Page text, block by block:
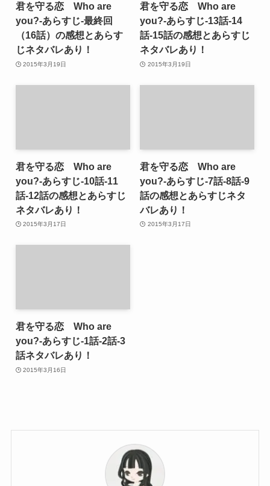
君を守る恋 Who are
you?-あらすじ-最終回
（16話）の感想とあらす
じネタバレあり！
2015年3月19日
君を守る恋 Who are
you?-あらすじ-13話-14
話-15話の感想とあらすじ
ネタバレあり！
2015年3月19日
君を守る恋 Who are
you?-あらすじ-10話-11
話-12話の感想とあらすじ
ネタバレあり！
2015年3月17日
君を守る恋 Who are
you?-あらすじ-7話-8話-9
話の感想とあらすじネタ
バレあり！
2015年3月17日
君を守る恋 Who are
you?-あらすじ-1話-2話-3
話ネタバレあり！
2015年3月16日